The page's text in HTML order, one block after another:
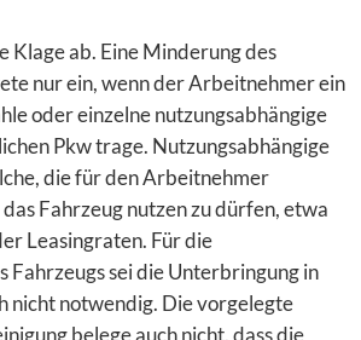
Klage ab. Eine Minderung des
nur ein, wenn der Arbeitnehmer ein
oder einzelne nutzungsabhängige
Pkw trage. Nutzungsabhängige
die für den Arbeitnehmer
Fahrzeug nutzen zu dürfen, etwa
Leasingraten. Für die
Fahrzeugs sei die Unterbringung in
nicht notwendig. Die vorgelegte
belege auch nicht, dass die